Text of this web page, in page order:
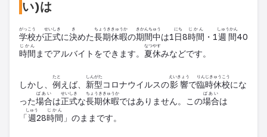
い)は
学校
がっこう
が正式
せいしき
に決
き
めた長期休暇
ちょうききゅうか
の期間中
きかんちゅう
は1日
にち
8時間
じかん
・1週間
しゅうかん
40
時間
じかん
までアルバイトをできます。 夏休
なつやす
みなどです。
しかし、 例
たと
えば、 新型
しんがた
コロナウイルスの影響
えいきょう
で臨時休校
りんじきゅうこう
にな
った場合
ばあい
は正式
せいしき
な長期休暇
ちょうききゅうか
ではありません。この場合
ばあい
は
「週
しゅう
28時間
じかん
」のままです。